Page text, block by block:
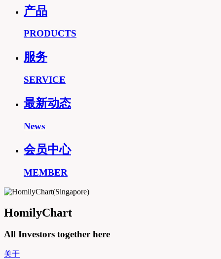
产品
PRODUCTS
服务
SERVICE
最新动态
News
会员中心
MEMBER
HomilyChart
All Investors together here
关于